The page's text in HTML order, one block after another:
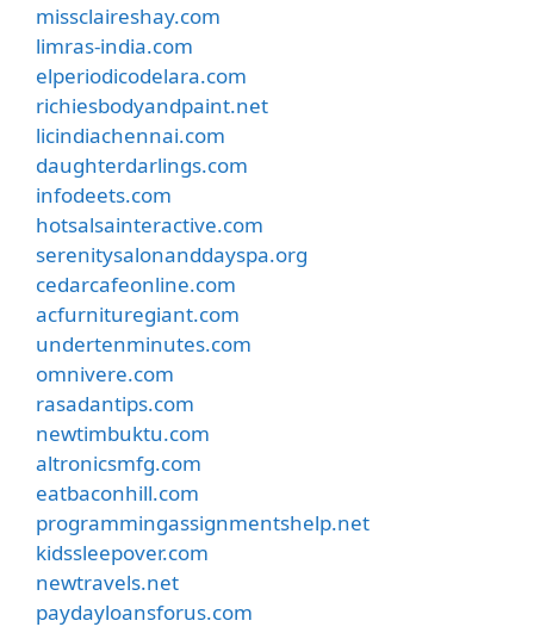
missclaireshay.com
limras-india.com
elperiodicodelara.com
richiesbodyandpaint.net
licindiachennai.com
daughterdarlings.com
infodeets.com
hotsalsainteractive.com
serenitysalonanddayspa.org
cedarcafeonline.com
acfurnituregiant.com
undertenminutes.com
omnivere.com
rasadantips.com
newtimbuktu.com
altronicsmfg.com
eatbaconhill.com
programmingassignmentshelp.net
kidssleepover.com
newtravels.net
paydayloansforus.com